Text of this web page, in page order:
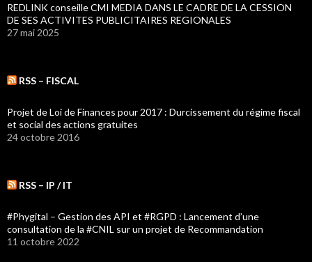
REDLINK conseille CMI MEDIA DANS LE CADRE DE LA CESSION
DE SES ACTIVITES PUBLICITAIRES REGIONALES
27 mai 2025
RSS – FISCAL
Projet de Loi de Finances pour 2017 : Durcissement du régime fiscal
et social des actions gratuites
24 octobre 2016
RSS – IP / IT
#Phygital – Gestion des API et #RGPD : Lancement d’une
consultation de la #CNIL sur un projet de Recommandation
11 octobre 2022